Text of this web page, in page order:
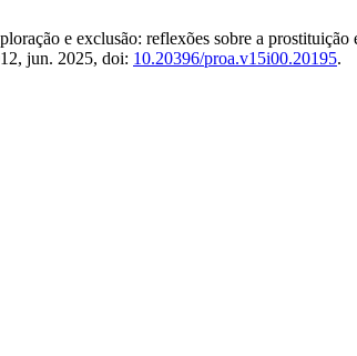
e exclusão: reflexões sobre a
jun. 2025, doi: 10.20396/proa.v15i00.20195.